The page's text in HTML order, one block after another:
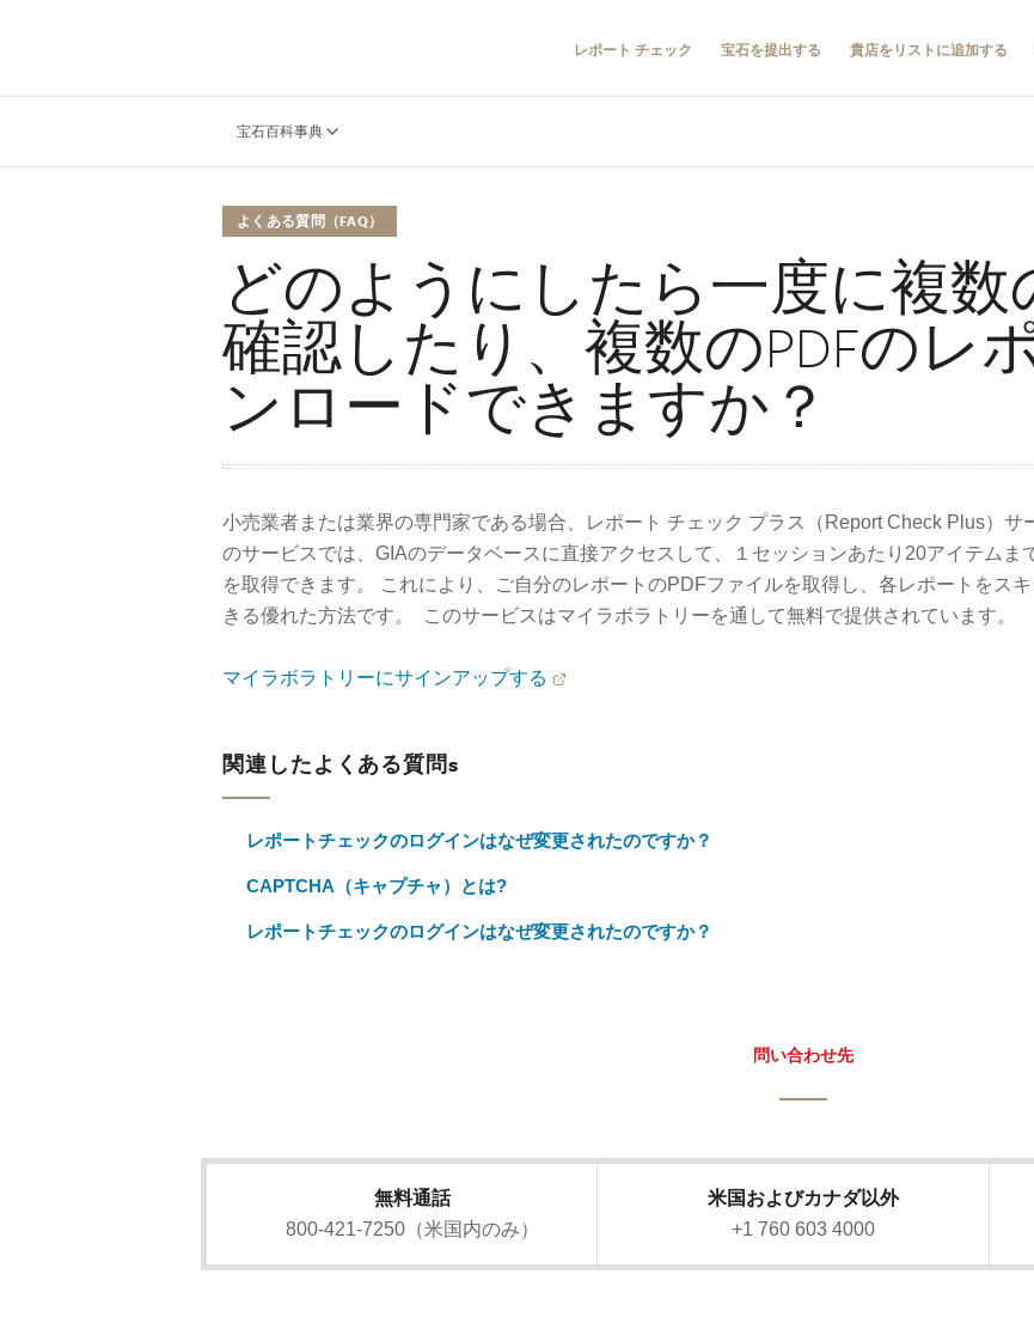
レポート チェック 宝石を提出する 貴店をリストに追加する
宝石百科事典
よくある質問（FAQ）
どのようにしたら一度に複数
確認したり、複数のPDFのレ
ンロードできますか？
小売業者または業界の専門家である場合、レポート チェック プラス（Report Check Plus）
のサービスでは、GIAのデータベースに直接アクセスして、１セッションあたり20アイテムま
を取得できます。 これにより、ご自分のレポートのPDFファイルを取得し、各レポートをス
きる優れた方法です。 このサービスはマイラボラトリーを通して無料で提供されています。
マイラボラトリーにサインアップする
関連したよくある質問s
レポートチェックのログインはなぜ変更されたのですか？
CAPTCHA（キャプチャ）とは?
レポートチェックのログインはなぜ変更されたのですか？
問い合わせ先
無料通話
800-421-7250（米国内のみ）
米国およびカナダ以外
+1 760 603 4000